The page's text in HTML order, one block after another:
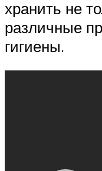
хранить не
различные
гигиены.